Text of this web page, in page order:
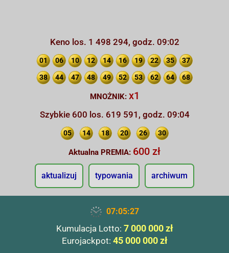
Keno los. 1 498 294, godz. 09:02
01 06 10 12 14 16 19 22 35 37
38 44 47 48 49 52 53 62 64 68
MNOŻNIK: x1
Szybkie 600 los. 619 591, godz. 09:04
05 14 18 20 26 30
Aktualna PREMIA: 600 zł
aktualizuj typowania archiwum
07:05:28
Kumulacja Lotto: 7 000 000 zł
Eurojackpot: 45 000 000 zł